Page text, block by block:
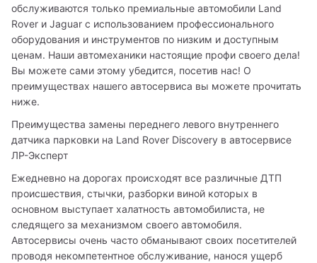
обслуживаются только премиальные автомобили Land
Rover и Jaguar с использованием профессионального
оборудования и инструментов по низким и доступным
ценам. Наши автомеханики настоящие профи своего дела!
Вы можете сами этому убедится, посетив нас! О
преимуществах нашего автосервиса вы можете прочитать
ниже.
Преимущества замены переднего левого внутреннего
датчика парковки на Land Rover Discovery в автосервисе
ЛР-Эксперт
Ежедневно на дорогах происходят все различные ДТП
происшествия, стычки, разборки виной которых в
основном выступает халатность автомобилиста, не
следящего за механизмом своего автомобиля.
Автосервисы очень часто обманывают своих посетителей
проводя некомпетентное обслуживание, нанося ущерб